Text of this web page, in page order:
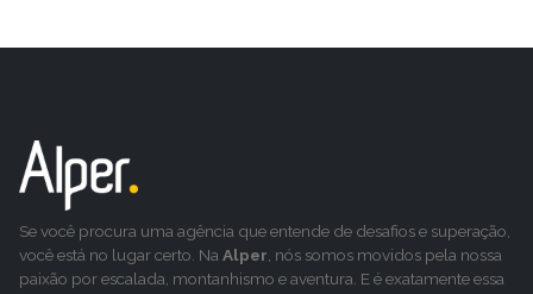
Se você procura uma agência que entende de desafios e superação,
você está no lugar certo. Na Alper , nós somos movidos pela nossa
paixão por escalada, montanhismo e aventura. E é exatamente essa